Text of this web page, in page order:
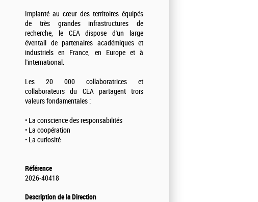
Implanté au cœur des territoires équipés
de très grandes infrastructures de
recherche, le CEA dispose d'un large
éventail de partenaires académiques et
industriels en France, en Europe et à
l'international.
Les 20 000 collaboratrices et
collaborateurs du CEA partagent trois
valeurs fondamentales :
• La conscience des responsabilités
• La coopération
• La curiosité
Référence
2026-40418
Description de la Direction